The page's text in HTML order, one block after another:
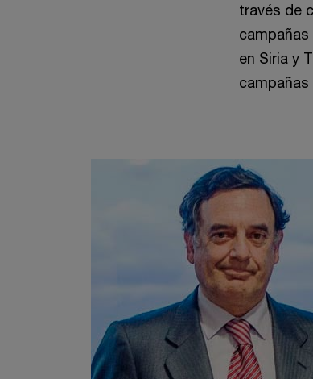
través de
en Siria y
campañas